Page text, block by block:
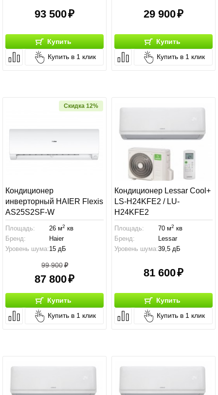
93 500
Купить
Купить в 1 клик
29 900
Купить
Купить в 1 клик
Скидка 12%
Кондиционер
инверторный HAIER Flexis
AS25S2SF-W
Площадь: 26 м2 кв
Бренд:
Haier
Уровень шума:15 дБ
99 900
87 800
Купить
Купить в 1 клик
Кондиционер Lessar Cool+
LS-H24KFE2 / LU-
H24KFE2
Площадь: 70 м2 кв
Бренд:
Lessar
Уровень шума:39,5 дБ
81 600
Купить
Купить в 1 клик